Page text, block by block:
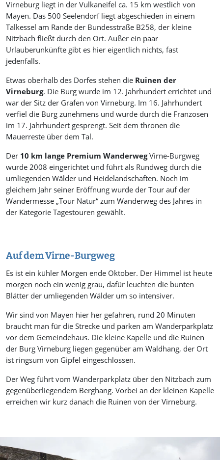
Virneburg liegt in der Vulkaneifel ca. 15 km westlich von
Mayen. Das 500 Seelendorf liegt abgeschieden in einem
Talkessel am Rande der Bundesstraße B258, der kleine
Nitzbach fließt durch den Ort. Außer ein paar
Urlauberunkünfte gibt es hier eigentlich nichts, fast
jedenfalls.
Etwas oberhalb des Dorfes stehen die Ruinen der
Virneburg. Die Burg wurde im 12. Jahrhundert errichtet und
war der Sitz der Grafen von Virneburg. Im 16. Jahrhundert
verfiel die Burg zunehmens und wurde durch die Franzosen
im 17. Jahrhundert gesprengt. Seit dem thronen die
Mauerreste über dem Tal.
Der 10 km lange Premium WanderwegVirne-Burgweg
wurde 2008 eingerichtet und führt als Rundweg durch die
umliegenden Wälder und Heidelandschaften. Noch im
gleichem Jahr seiner Eröffnung wurde der Tour auf der
Wandermesse „Tour Natur“ zum Wanderweg des Jahres in
der Kategorie Tagestouren gewählt.
Auf dem Virne-Burgweg
Es ist ein kühler Morgen ende Oktober. Der Himmel ist heute
morgen noch ein wenig grau, dafür leuchten die bunten
Blätter der umliegenden Wälder um so intensiver.
Wir sind von Mayen hier her gefahren, rund 20 Minuten
braucht man für die Strecke und parken am Wanderparkplatz
vor dem Gemeindehaus. Die kleine Kapelle und die Ruinen
der Burg Virneburg liegen gegenüber am Waldhang, der Ort
ist ringsum von Gipfel eingeschlossen.
Der Weg führt vom Wanderparkplatz über den Nitzbach zum
gegenüberliegendem Berghang. Vorbei an der kleinen Kapelle
erreichen wir kurz danach die Ruinen von der Virneburg.